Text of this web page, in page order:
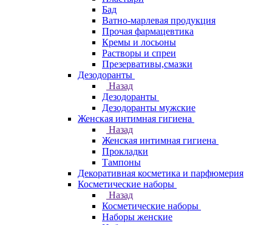
Бад
Ватно-марлевая продукция
Прочая фармацевтика
Кремы и лосьоны
Растворы и спреи
Презервативы,смазки
Дезодоранты
Назад
Дезодоранты
Дезодоранты мужские
Женская интимная гигиена
Назад
Женская интимная гигиена
Прокладки
Тампоны
Декоративная косметика и парфюмерия
Косметические наборы
Назад
Косметические наборы
Наборы женские